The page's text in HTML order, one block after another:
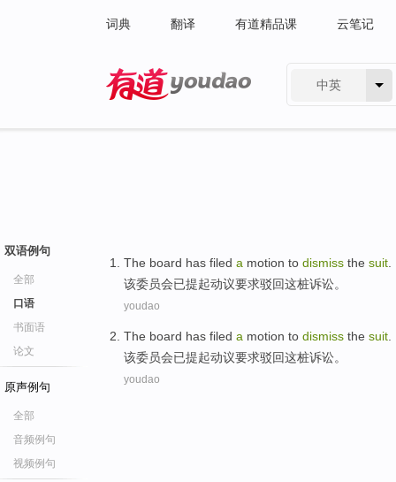
词典 翻译 有道精品课 云笔记
中英
双语例句
全部
口语
书面语
论文
原声例句
全部
音频例句
视频例句
The board has filed a motion to dismiss the suit
该委员会已提起动议要求驳回这桩诉讼。
youdao
The board has filed a motion to dismiss the suit
该委员会已提起动议要求驳回这桩诉讼。
youdao